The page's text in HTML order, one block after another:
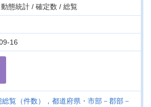
態統計 / 確定数 / 総覧
16
総覧（件数），都道府県・市部－郡部－